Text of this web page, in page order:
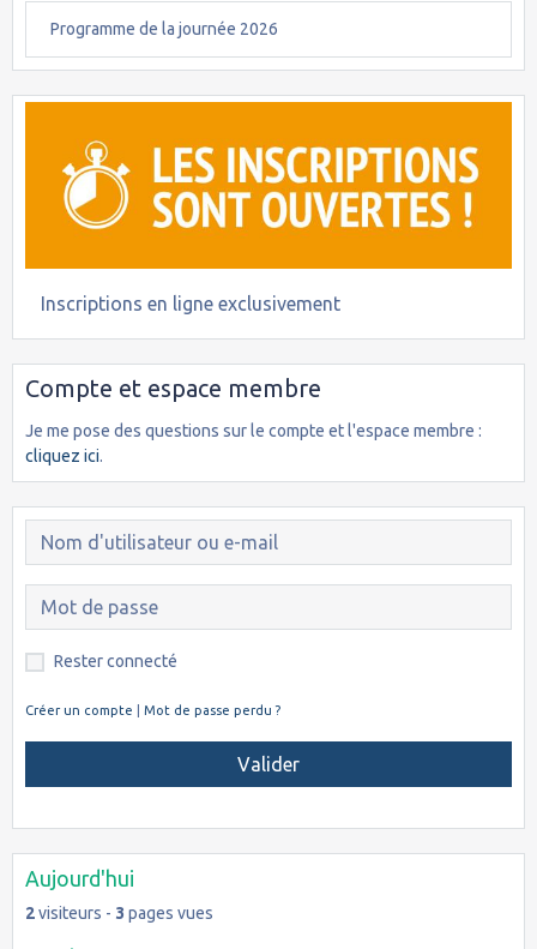
Programme de la journée 2026
Inscriptions en ligne exclusivement
Compte et espace membre
Je me pose des questions sur le compte et l'espace membre :
cliquez ici.
Rester connecté
Créer un compte Mot de passe perdu ?
Valider
Aujourd'hui
2visiteurs - 3 pages vues